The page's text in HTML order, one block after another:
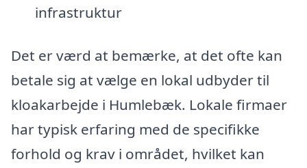
infrastruktur
Det er værd at bemærke, at det ofte kan
betale sig at vælge en lokal udbyder til
kloakarbejde i Humlebæk. Lokale firmaer
har typisk erfaring med de specifikke
forhold og krav i området, hvilket kan